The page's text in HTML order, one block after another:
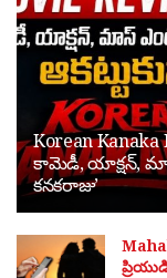
Korean
కామెడీ, యాక్షన్, మాస్
కనకరాజు’